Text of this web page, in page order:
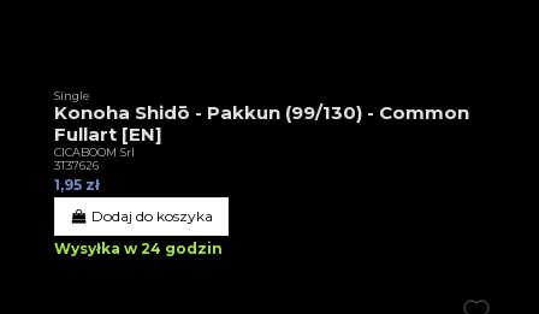
Single
Konoha Shidō - Pakkun (99/130) - Common
Fullart [EN]
CICABOOM Srl
3T37626
1,95 zł
Dodaj do koszyka
Wysyłka w 24 godzin